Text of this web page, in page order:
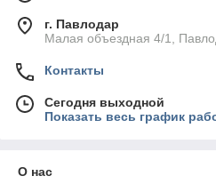
г. Павлодар
Малая объездная 4/1,
Контакты
Сегодня выходной
Показать весь график
О нас